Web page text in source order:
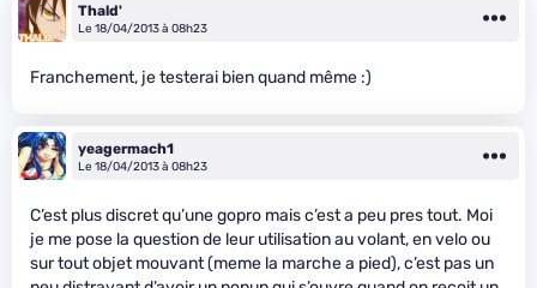
Thald'
Le 18/04/2013 à 08h23
Franchement, je testerai bien quand même :)
yeagermach1
Le 18/04/2013 à 08h23
C’est plus discret qu’une gopro mais c’est a peu pres tout. Moi
je me pose la question de leur utilisation au volant, en velo ou
sur tout objet mouvant (meme la marche a pied), c’est pas un